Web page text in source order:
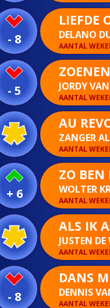
- 8
LIEFDE
DELANO
AANTAL
- 5 JORDY
AANTAL
AU
ZANGER
AANTAL
+ 6
ZO BEN
WOLTER
AANTAL
ALS IK
JUSTEN
AANTAL
- 8
DANS
DENNIS
AANTAL